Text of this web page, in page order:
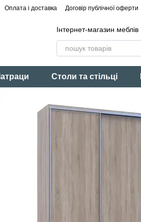
контенту
Оплата і доставка Договір публічної оферти
Інтернет-магазин меблів
Столи та стільці